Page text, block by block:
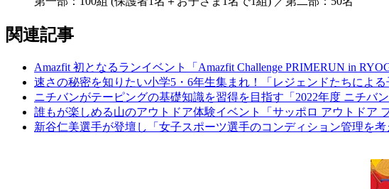
関連記事
Amazfit 初となるランイベント「Amazfit Challenge PRIMERUN in
速さの秘密を知りたい小学5・6年生集まれ！「レジェンドたちによ
ニチバンがテーピングの基礎知識を習得を目指す「2022年度 ニチ
誰もが楽しめる山のアウトドア体験イベント「サッポロ アウトドア
新谷仁美選手が登壇し「女子スポーツ選手のコンディション管理を